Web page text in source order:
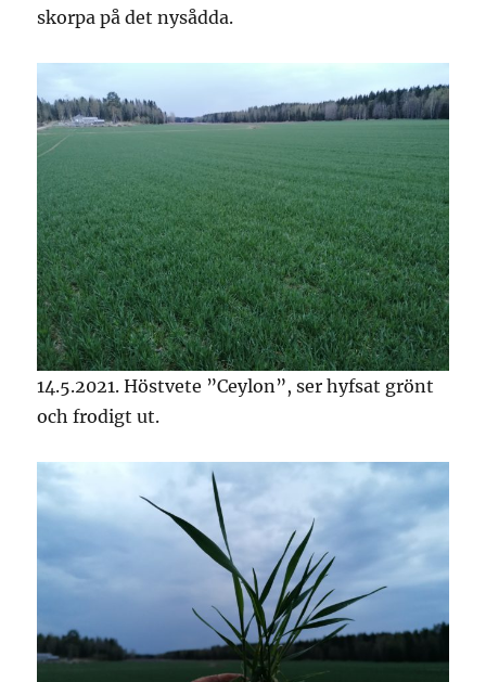
skorpa på det nysådda.
14.5.2021. Höstvete ”Ceylon”, ser hyfsat grönt
och frodigt ut.